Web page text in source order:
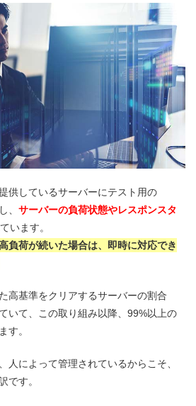
供しているサーバーにテスト用の
、 サーバーの負荷状態やレスポンスタ
います。
負荷が続いた場合は、即時に対応でき
高基準をクリアするサーバーの割合
いて、この取り組み以降、99%以上の
す。
人によって管理されているからこそ、
です。